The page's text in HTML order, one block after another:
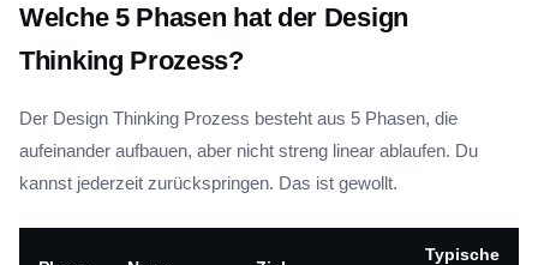
Welche 5 Phasen hat der Design
Thinking Prozess?
Der Design Thinking Prozess besteht aus 5 Phasen, die
aufeinander aufbauen, aber nicht streng linear ablaufen. Du
kannst jederzeit zurückspringen. Das ist gewollt.
Typische